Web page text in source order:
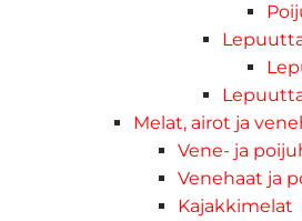
Melat, airot ja
Vene- ja
Venehaat ja
Kajakkimelat